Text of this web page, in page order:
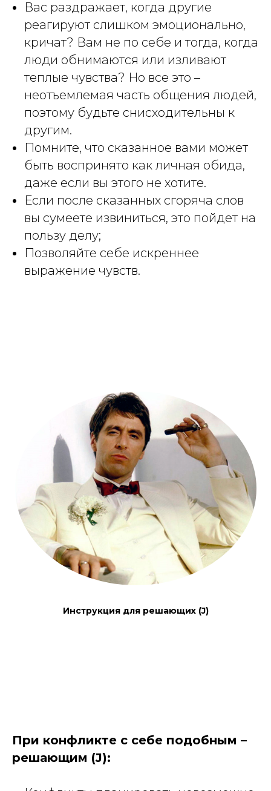
Вас раздражает, когда другие
реагируют слишком эмоционально,
кричат? Вам не по себе и тогда, когда
люди обнимаются или изливают
теплые чувства? Но все это –
неотъемлемая часть общения людей,
поэтому будьте снисходительны к
другим.
Помните, что сказанное вами может
быть воспринято как личная обида,
даже если вы этого не хотите.
Если после сказанных сгоряча слов
вы сумеете извиниться, это пойдет на
пользу делу;
Позволяйте себе искреннее
выражение чувств.
Инструкция для решающих (J)
При конфликте с себе подобным –
решающим (J):